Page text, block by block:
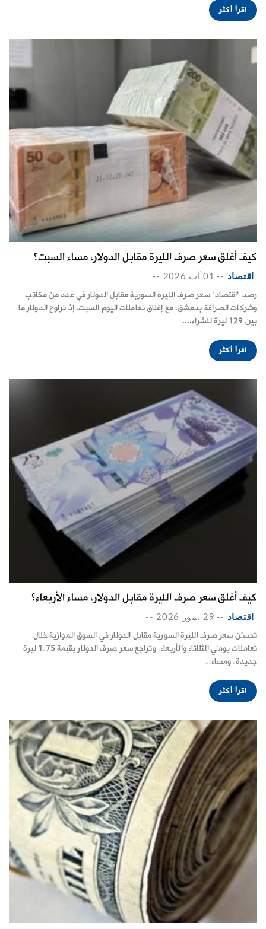
اقرأ أكثر
كيف أغلق سعر صرف الليرة مقابل الدولار، مساء السبت؟
اقتصاد -- 01 آب 2026 --
رصد "اقتصاد" سعر صرف الليرة السورية مقابل الدولار في عدد من مكاتب
وشركات الصرافة بدمشق، مع إغلاق تعاملات اليوم السبت. إذ تراوح الدولار ما
بين 129 ليرة للشراء،...
اقرأ أكثر
كيف أغلق سعر صرف الليرة مقابل الدولار، مساء الأربعاء؟
اقتصاد -- 29 تموز 2026 --
تحسّن سعر صرف الليرة السورية مقابل الدولار في السوق الموازية خلال
تعاملات يومَي الثلاثاء والأربعاء. وتراجع سعر صرف الدولار بقيمة 1.75 ليرة
جديدة. ومساء...
اقرأ أكثر